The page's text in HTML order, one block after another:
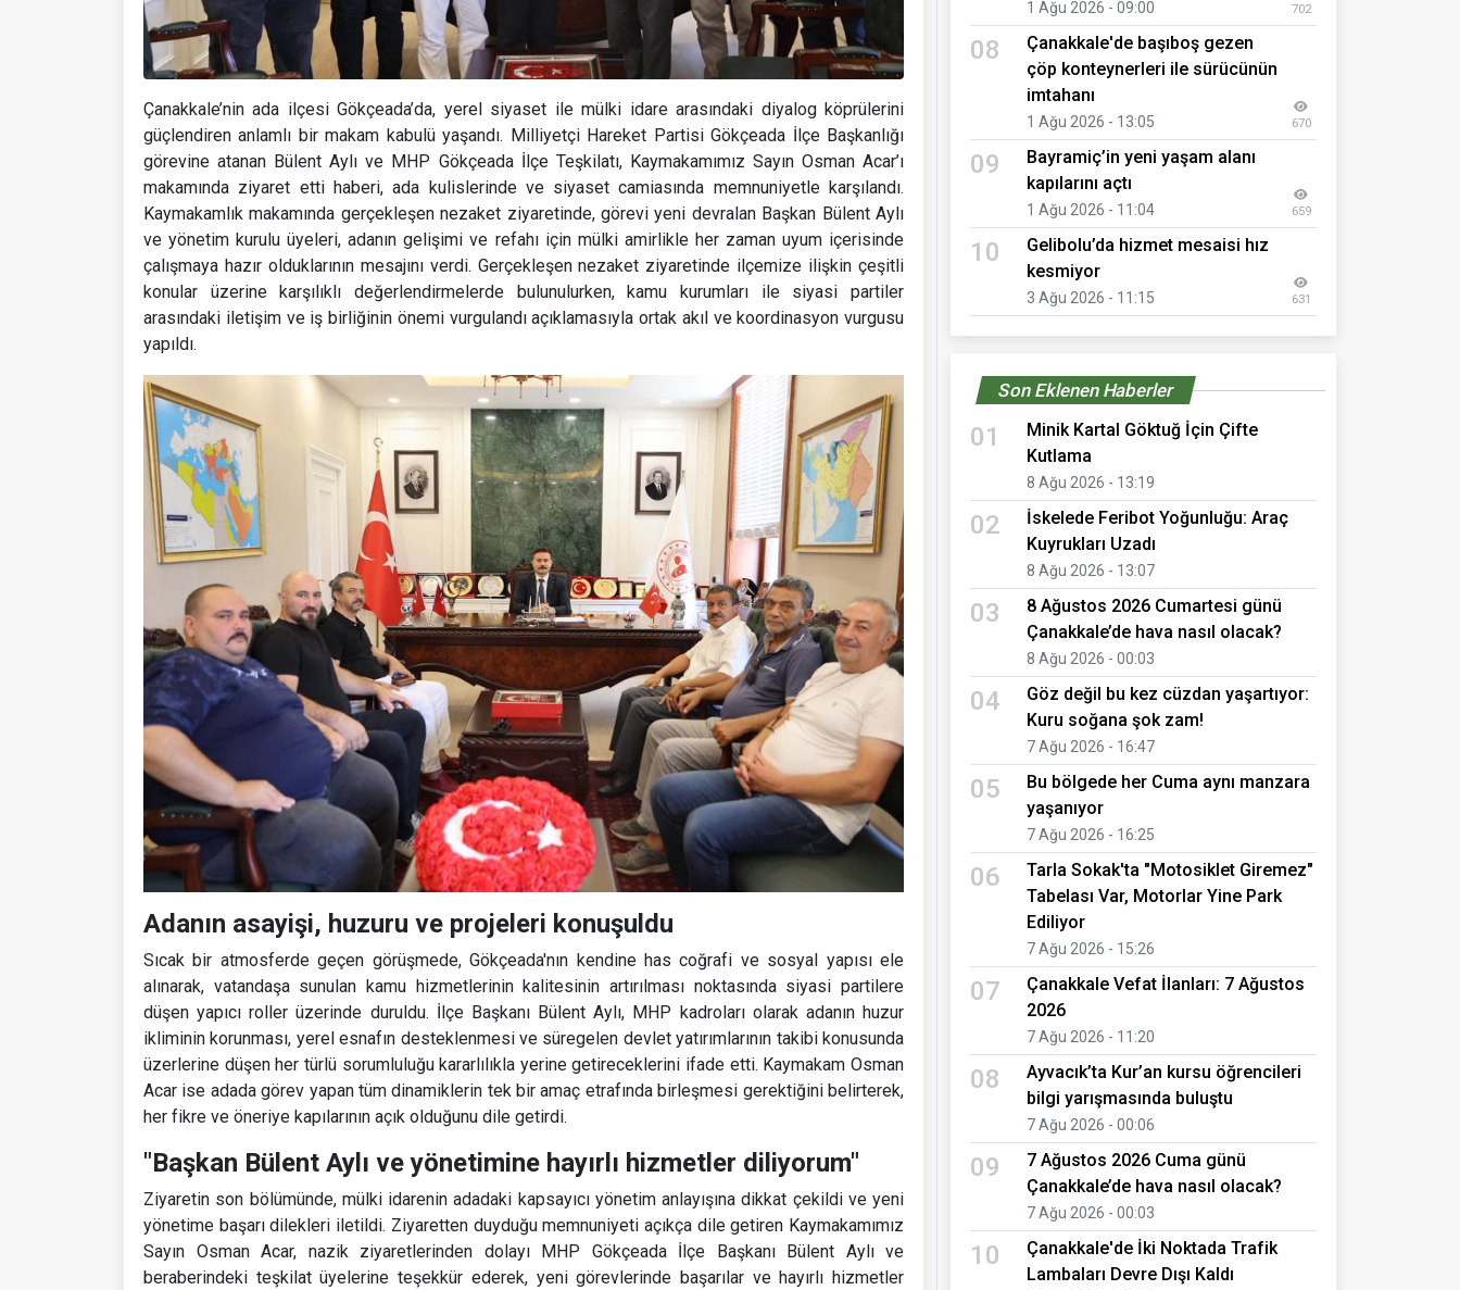
Çanakkale’nin ada ilçesi Gökçeada’da, yerel siyaset ile mülki idare arasındaki diyalog köprülerini
güçlendiren anlamlı bir makam kabulü yaşandı. Milliyetçi Hareket Partisi Gökçeada İlçe Başkanlığı
görevine atanan Bülent Aylı ve MHP Gökçeada İlçe Teşkilatı, Kaymakamımız Sayın Osman Acar’ı
makamında ziyaret etti haberi, ada kulislerinde ve siyaset camiasında memnuniyetle karşılandı.
Kaymakamlık makamında gerçekleşen nezaket ziyaretinde, görevi yeni devralan Başkan Bülent Aylı
ve yönetim kurulu üyeleri, adanın gelişimi ve refahı için mülki amirlikle her zaman uyum içerisinde
çalışmaya hazır olduklarının mesajını verdi. Gerçekleşen nezaket ziyaretinde ilçemize ilişkin çeşitli
konular üzerine karşılıklı değerlendirmelerde bulunulurken, kamu kurumları ile siyasi partiler
arasındaki iletişim ve iş birliğinin önemi vurgulandı açıklamasıyla ortak akıl ve koordinasyon vurgusu
yapıldı.
Adanın asayişi, huzuru ve projeleri konuşuldu
Sıcak bir atmosferde geçen görüşmede, Gökçeada'nın kendine has coğrafi ve sosyal yapısı ele
alınarak, vatandaşa sunulan kamu hizmetlerinin kalitesinin artırılması noktasında siyasi partilere
düşen yapıcı roller üzerinde duruldu. İlçe Başkanı Bülent Aylı, MHP kadroları olarak adanın huzur
ikliminin korunması, yerel esnafın desteklenmesi ve süregelen devlet yatırımlarının takibi konusunda
üzerlerine düşen her türlü sorumluluğu kararlılıkla yerine getireceklerini ifade etti. Kaymakam Osman
Acar ise adada görev yapan tüm dinamiklerin tek bir amaç etrafında birleşmesi gerektiğini belirterek,
her fikre ve öneriye kapılarının açık olduğunu dile getirdi.
"Başkan Bülent Aylı ve yönetimine hayırlı hizmetler diliyorum"
Ziyaretin son bölümünde, mülki idarenin adadaki kapsayıcı yönetim anlayışına dikkat çekildi ve yeni
yönetime başarı dilekleri iletildi. Ziyaretten duyduğu memnuniyeti açıkça dile getiren Kaymakamımız
Sayın Osman Acar, nazik ziyaretlerinden dolayı MHP Gökçeada İlçe Başkanı Bülent Aylı ve
beraberindeki teşkilat üyelerine teşekkür ederek, yeni görevlerinde başarılar ve hayırlı hizmetler
1 Ağu 2026 - 09:00 702
08
Çanakkale'de başıboş gezen
çöp konteynerleri ile sürücünün
imtahanı
1 Ağu 2026 - 13:05 670
09
Bayramiç’in yeni yaşam alanı
kapılarını açtı
1 Ağu 2026 - 11:04 659
10
Gelibolu’da hizmet mesaisi hız
kesmiyor
3 Ağu 2026 - 11:15 631
Son Eklenen Haberler
01
Minik Kartal Göktuğ İçin Çifte
Kutlama
8 Ağu 2026 - 13:19
02
İskelede Feribot Yoğunluğu: Araç
Kuyrukları Uzadı
8 Ağu 2026 - 13:07
03
8 Ağustos 2026 Cumartesi günü
Çanakkale’de hava nasıl olacak?
8 Ağu 2026 - 00:03
04
Göz değil bu kez cüzdan yaşartıyor:
Kuru soğana şok zam!
7 Ağu 2026 - 16:47
05
Bu bölgede her Cuma aynı manzara
yaşanıyor
7 Ağu 2026 - 16:25
06
Tarla Sokak'ta "Motosiklet Giremez"
Tabelası Var, Motorlar Yine Park
Ediliyor
7 Ağu 2026 - 15:26
07
Çanakkale Vefat İlanları: 7 Ağustos
2026
7 Ağu 2026 - 11:20
08
Ayvacık’ta Kur’an kursu öğrencileri
bilgi yarışmasında buluştu
7 Ağu 2026 - 00:06
09
7 Ağustos 2026 Cuma günü
Çanakkale’de hava nasıl olacak?
7 Ağu 2026 - 00:03
10
Çanakkale'de İki Noktada Trafik
Lambaları Devre Dışı Kaldı